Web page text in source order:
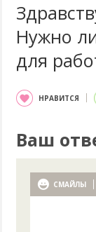
Нужно
для
НРАВИТСЯ
Ваш
СМАЙЛЫ